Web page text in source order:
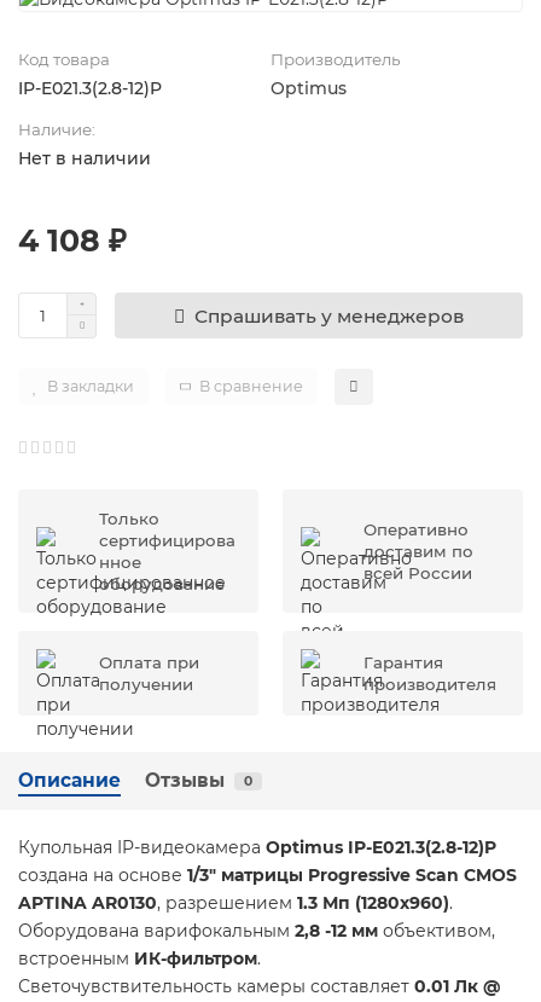
Код товара
IP-E021.3(2.8-12)P
Производитель
Optimus
Наличие:
Нет в наличии
4 108 ₽
Спрашивать у менеджеров
В закладки В сравнение
Только
сертифицирова
нное
оборудование
Оперативно
доставим по
всей России
Оплата при
получении
Гарантия
производителя
Описание Отзывы 0
Купольная IP-видеокамера Optimus IP-E021.3(2.8-12)P
создана на основе 1/3" матрицы Progressive Scan CMOS
APTINA AR0130, разрешением 1.3 Мп (1280х960).
Оборудована варифокальным 2,8 -12 мм объективом,
встроенным ИК-фильтром.
Светочувствительность камеры составляет 0.01 Лк @